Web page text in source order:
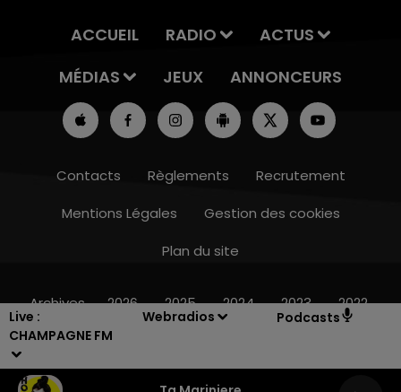
Live :
CHAMPAGNE FM
Webradios Podcasts
ACCUEIL RADIO
ACTUS
MÉDIAS
JEUX ANNONCEURS
Contacts Règlements
Recrutement
Mentions Légales
Gestion des cookies
Plan du site
Archives 2026 2025 2024 2023 2022